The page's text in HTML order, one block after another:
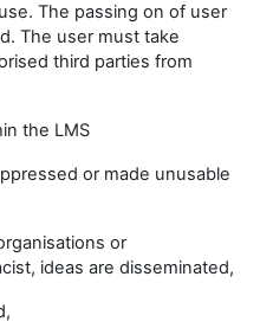
The passing on of user
The user must take
third parties from
the LMS
or made unusable
or
ideas are disseminated,